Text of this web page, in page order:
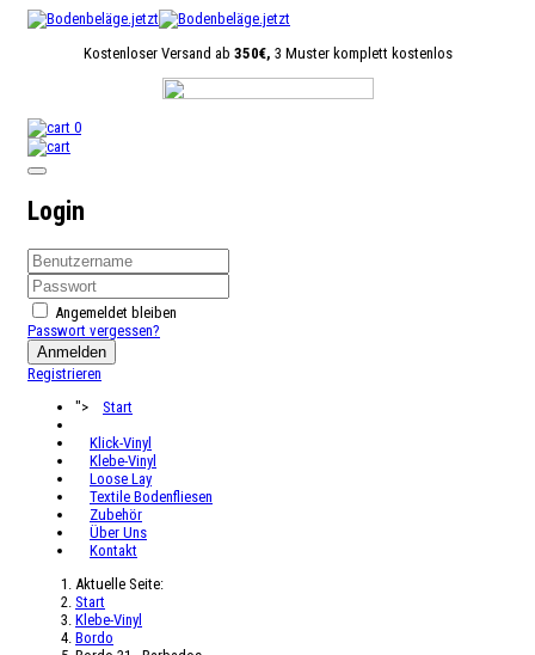
Kostenloser Versand ab 350€, 3 Muster komplett kostenlos
0
Login
Angemeldet bleiben
Passwort vergessen?
Anmelden
Registrieren
">
Start
Klick-Vinyl
Klebe-Vinyl
Loose Lay
Textile Bodenfliesen
Zubehör
Über Uns
Kontakt
Aktuelle Seite:
Start
Klebe-Vinyl
Bordo